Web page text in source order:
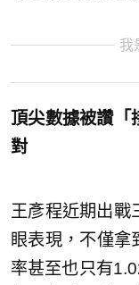
我
頂尖數據被讚
對
王彥程近期出戰
眼表現，不僅拿
率甚至也只有